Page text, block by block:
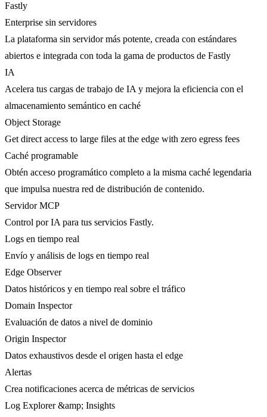
Fastly
Enterprise sin servidores
La plataforma sin servidor más potente, creada con estándares
abiertos e integrada con toda la gama de productos de Fastly
IA
Acelera tus cargas de trabajo de IA y mejora la eficiencia con el
almacenamiento semántico en caché
Object Storage
Get direct access to large files at the edge with zero egress fees
Caché programable
Obtén acceso programático completo a la misma caché legendaria
que impulsa nuestra red de distribución de contenido.
Servidor MCP
Control por IA para tus servicios Fastly.
Logs en tiempo real
Envío y análisis de logs en tiempo real
Edge Observer
Datos históricos y en tiempo real sobre el tráfico
Domain Inspector
Evaluación de datos a nivel de dominio
Origin Inspector
Datos exhaustivos desde el origen hasta el edge
Alertas
Crea notificaciones acerca de métricas de servicios
Log Explorer &amp; Insights